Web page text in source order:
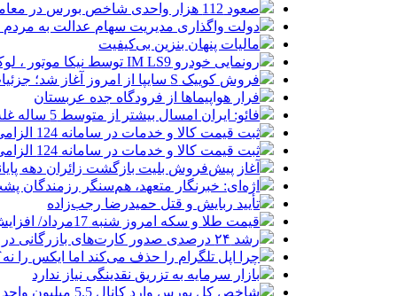
صعود 112 هزار واحدی شاخص بورس در معاملات امروز
دولت واگذاری مدیریت سهام عدالت به مردم
مالیات پنهان بنزین بی‌کیفیت
رونمایی خودرو IM LS9 توسط نیکا موتور ، لوکس ترین شاسی بلند EREV در ایران
فروش کوییک S سایپا از امروز آغاز شد؛ جزئیات ثبت‌نام و شرایط
فرار هواپیماها از فرودگاه جده عربستان
فائو: ایران امسال بیشتر از متوسط 5 ساله غله تولید می‌کند
ثبت قیمت کالا و خدمات در سامانه 124 الزامی شد
ثبت قیمت کالا و خدمات در سامانه 124 الزامی شد
آغاز پیش‌فروش بلیت بازگشت زائران دهه
اژه‌ای: خبرنگار متعهد، هم‌سنگر رزمندگان
تأیید ربایش و قتل حمیدرضا رجب‌زاده
قیمت طلا و سکه امروز شنبه 17مرداد/ افزایش همه قیمت ها + جدول و جزئیات
رشد ۲۴ درصدی صدور کارت‌های بازرگانی در گرگان
چرا اپل تلگرام را حذف می‌کند اما ایکس را
بازار سرمایه به تزریق نقدینگی نیاز ندارد
شاخص کل بورس وارد کانال 5.5 میلیون واحد شد